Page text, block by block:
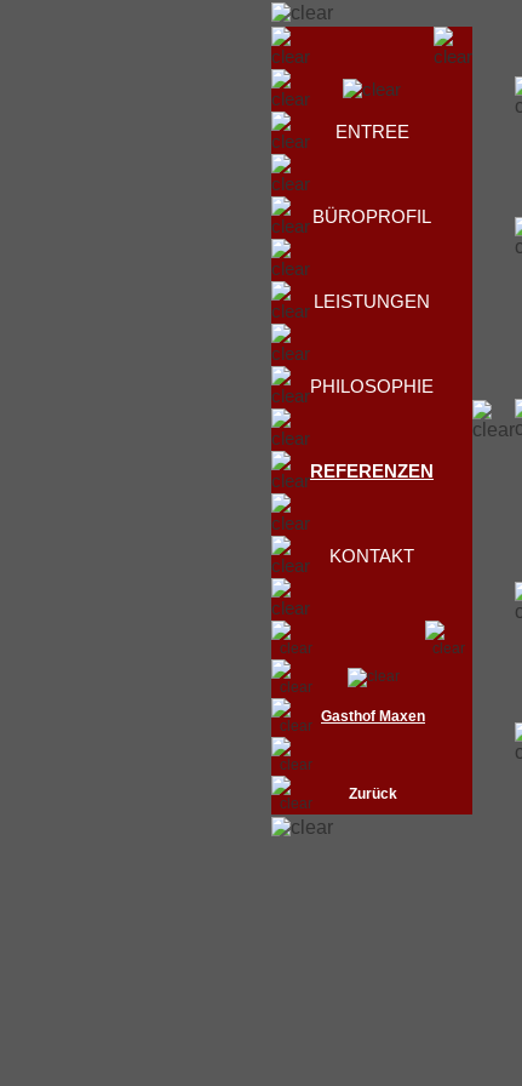
ENTREE
BÜROPROFIL
LEISTUNGEN
PHILOSOPHIE
REFERENZEN
KONTAKT
Gasthof Maxen
Zurück